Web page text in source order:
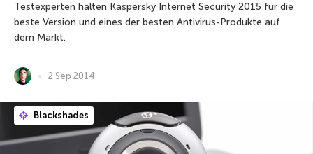
Testexperten halten Kaspersky Internet Security 2015 für die
beste Version und eines der besten Antivirus-Produkte auf
dem Markt.
2 Sep 2014
Blackshades